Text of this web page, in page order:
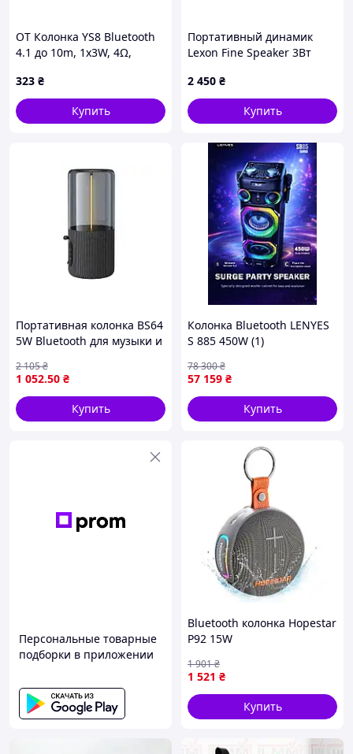
OT Колонка YS8 Bluetooth
4.1 до 10m, 1х3W, 4Ω,
DC 5V, Black
323 ₴
Купить
Портативный динамик
Lexon Fine Speaker 3Вт
2 450 ₴
Купить
Портативная колонка BS64
5W Bluetooth для музыки и
microSD FM 1200mAh
серый цвет
1 052.50 ₴
2 105₴
Купить
Колонка Bluetooth LENYES
S 885 450W (1)
57 159 ₴
78 300₴
Купить
Персональные товарные
подборки в приложении
Bluetooth колонка Hopestar
P92 15W
1 521 ₴
1 901₴
Купить